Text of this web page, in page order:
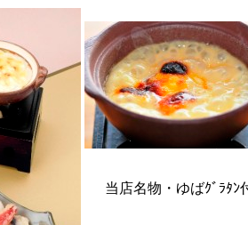
当店名物・ゆばｸﾞﾗﾀﾝ